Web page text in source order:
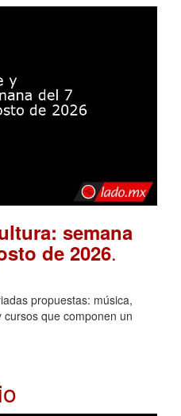
semana
de 2026.
propuestas: música,
que componen un